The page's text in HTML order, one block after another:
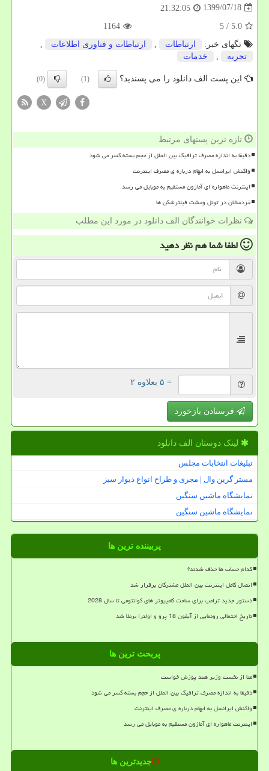
1399/07/18
21:32:05
5.0
/ 5
1164
تگهای خبر:
ارتباطات ارتباطات و فناوری اطلاعات
تجربه
خدمات
این پست الف دانلود را می پسندید؟ (1)
(0)
X
تازه ترین پستهای مرتبط
دقیقا به اندازه مصرف ترافیک بین الملل از حجم بسته کسر می شود
واکنش ایرانسل به ابهام درباره ی مصرف اینترنت
اینترنت ماهواره ای آمازون مستقیم به موبایل می رسد
خردسالان در تونل وحشت فیلترشکن ها
نظرات خوانندگان الف دانلود در مورد این مطلب
لطفا شما همنظر دهید
= ۵ بعلاوه ۲
فرستادن بازخورد
لینک دوستان الف دانلود
تبلیغات انتخابات مجلس
مستر گرین وال | مجری و طراح انواع دیوار سبز
نمایشگاه ماشین سنگین
نمایشگاه ماشین سنگین
پربیننده ترین ها
کدام حساب ها حذف شدند؟
اتصال کامل اینترنت بین الملل مشترکان برقرار شد
دستور جدید ترامپ برای ساخت کامپیوتر های کوانتومی تا سال 2028
تاریخ احتمالی رونمایی از آیفون 18 پرو و اولترا برملا شد
پربحث ترین ها
متا از نخست وزیر هند پوزش خواست
دقیقا به اندازه مصرف ترافیک بین الملل از حجم بسته کسر می شود
واکنش ایرانسل به ابهام درباره ی مصرف اینترنت
اینترنت ماهواره ای آمازون مستقیم به موبایل می رسد
جدیدترین ها